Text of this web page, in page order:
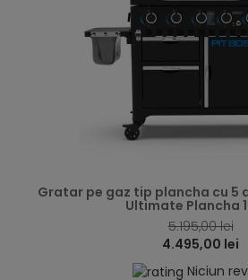
Gratar pe gaz tip plancha cu 5
Ultimate Plancha
5.195,00 lei
4.495,00 lei
Niciun